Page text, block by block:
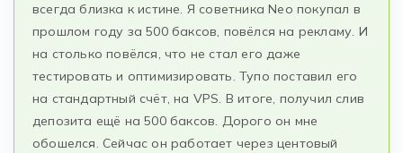
всегда близка к истине. Я советника Neo покупал в
прошлом году за 500 баксов, повёлся на рекламу. И
на столько повёлся, что не стал его даже
тестировать и оптимизировать. Тупо поставил его
на стандартный счёт, на VPS. В итоге, получил слив
депозита ещё на 500 баксов. Дорого он мне
обошелся. Сейчас он работает через центовый